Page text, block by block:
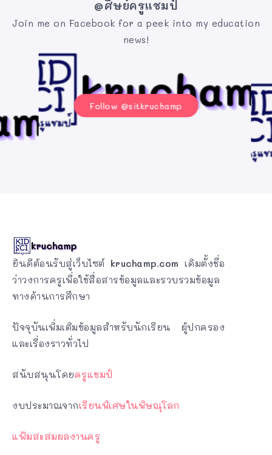
@ศิษย์ครูแชมป์
Join me on Facebook for a peek into my education
news!
Follow @sitkruchamp
ยินดีต้อนรับสู่เว็บไซต์ kruchamp.com เดิมตั้งชื่อ
ว่าวงการครูเพื่อใช้สื่อสารข้อมูลและรวบรวมข้อมูล
ทางด้านการศึกษา
ปัจจุบันเพิ่มเติมข้อมูลสำหรับนักเรียน ผู้ปกครอง
และเรื่องราวทั่วไป
สนับสนุนโดยครูแชมป์
งบประมาณจากเรียนพิเศษในพิษณุโลก
แฟ้มสะสมผลงานครู